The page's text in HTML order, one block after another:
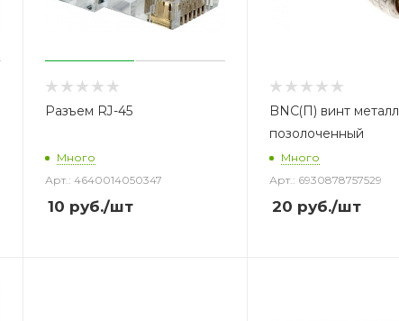
Разъем RJ-45
Много
Арт.: 4640014050347
10 руб./шт
BNC(П) винт металл
позолоченный
Много
Арт.: 6930878757529
20 руб./шт